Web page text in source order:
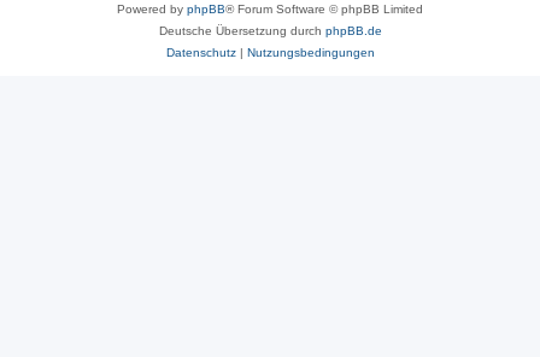
Powered by phpBB® Forum Software © phpBB Limited
Deutsche Übersetzung durch phpBB.de
Datenschutz| Nutzungsbedingungen